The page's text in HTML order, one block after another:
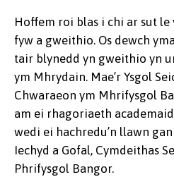
Hoffem roi blas i chi ar sut le
fyw a gweithio. Os dewch
tair blynedd yn gweithio yn
ym Mhrydain. Mae’r Ysgol
Chwaraeon ym Mhrifysgol
am ei rhagoriaeth
wedi ei hachredu’n llawn
Iechyd a Gofal, Cymdeithas
Phrifysgol Bangor.